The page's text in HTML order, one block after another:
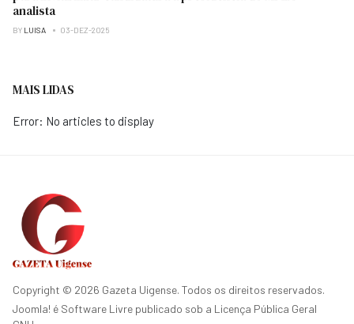
analista
BY LUISA 03-DEZ-2025
MAIS LIDAS
Error: No articles to display
Copyright © 2026 Gazeta Uigense. Todos os direitos reservados.
Joomla! é Software Livre publicado sob a Licença Pública Geral